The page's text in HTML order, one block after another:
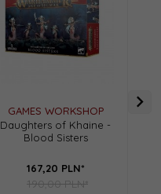
GAMES WORKSHOP
Daughters of Khaine -
Blood Sisters
167,20 PLN*
190,00 PLN*